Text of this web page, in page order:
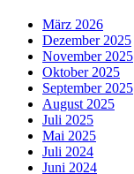
März 2026
Dezember 2025
November 2025
Oktober 2025
September 2025
August 2025
Juli 2025
Mai 2025
Juli 2024
Juni 2024